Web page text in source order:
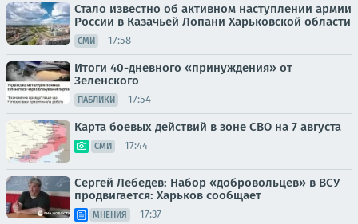
Стало известно об активном наступлении армии
России в Казачьей Лопани Харьковской области
СМИ 17:58
Итоги 40-дневного «принуждения» от
Зеленского
ПАБЛИКИ 17:54
Карта боевых действий в зоне СВО на 7 августа
СМИ 17:44
Сергей Лебедев: Набор «добровольцев» в ВСУ
продвигается: Харьков сообщает
МНЕНИЯ 17:37